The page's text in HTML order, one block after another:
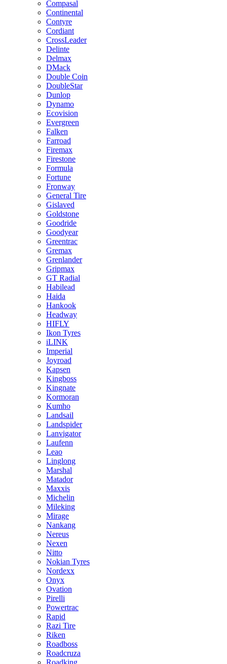
Compasal
Continental
Contyre
Cordiant
CrossLeader
Delinte
Delmax
DMack
Double Coin
DoubleStar
Dunlop
Dynamo
Ecovision
Evergreen
Falken
Farroad
Firemax
Firestone
Formula
Fortune
Fronway
General Tire
Gislaved
Goldstone
Goodride
Goodyear
Greentrac
Gremax
Grenlander
Gripmax
GT Radial
Habilead
Haida
Hankook
Headway
HIFLY
Ikon Tyres
iLINK
Imperial
Joyroad
Kapsen
Kingboss
Kingnate
Kormoran
Kumho
Landsail
Landspider
Lanvigator
Laufenn
Leao
Linglong
Marshal
Matador
Maxxis
Michelin
Mileking
Mirage
Nankang
Nereus
Nexen
Nitto
Nokian Tyres
Nordexx
Onyx
Ovation
Pirelli
Powertrac
Rapid
Razi Tire
Riken
Roadboss
Roadcruza
Roadking